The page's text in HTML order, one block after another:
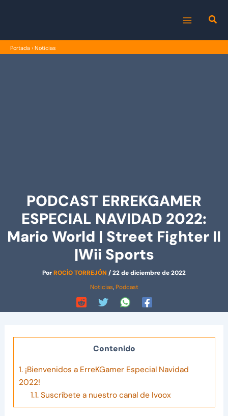
MENU
Portada › Noticias
PODCAST ERREKGAMER
ESPECIAL NAVIDAD 2022:
Mario World | Street Fighter II
|Wii Sports
PorROCÍO TORREJÓN /22 de diciembre de 2022
Noticias, Podcast
Contenido
1.¡Bienvenidos a ErreKGamer Especial Navidad
2022!
1.1.Suscríbete a nuestro canal de Ivoox